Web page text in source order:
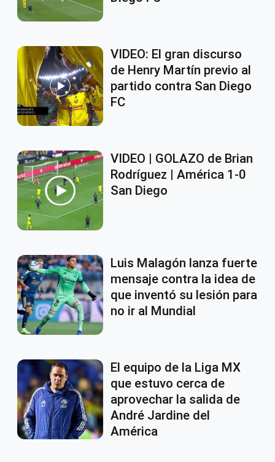
VIDEO: El gran discurso
de Henry Martín previo al
partido contra San Diego
FC
VIDEO | GOLAZO de Brian
Rodríguez | América 1-0
San Diego
Luis Malagón lanza fuerte
mensaje contra la idea de
que inventó su lesión para
no ir al Mundial
El equipo de la Liga MX
que estuvo cerca de
aprovechar la salida de
André Jardine del
América